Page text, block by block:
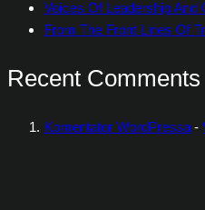
Voices Of Leadership And
From The Front Lines Of
Recent Comments
Komentator WordPressa -